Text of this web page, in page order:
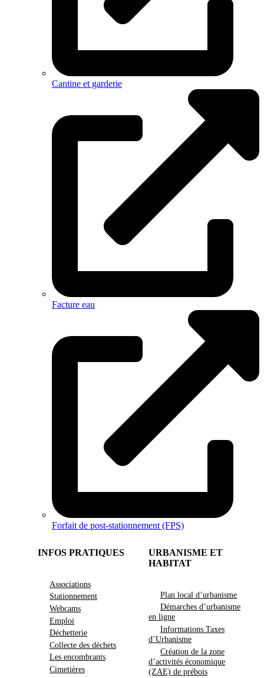
Cantine et garderie
Facture eau
Forfait de post-stationnement (FPS)
INFOS PRATIQUES
Associations
Stationnement
Webcams
Emploi
Déchetterie
Collecte des déchets
Les encombrants
Cimetières
URBANISME ET
HABITAT
Plan local d’urbanisme
Démarches d’urbanisme
en ligne
Informations Taxes
d’Urbanisme
Création de la zone
d’activités économique
(ZAE) de prébois